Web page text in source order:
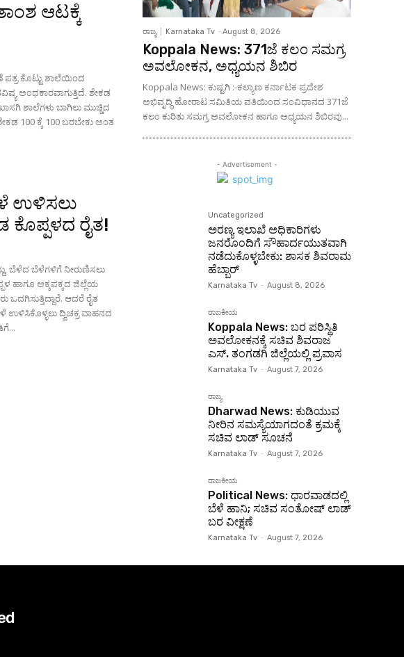
ಆಟಕ್ಕೆ
ಕೊಟ್ಟು ಶಾಲೆಯಿಂದ
ಅಂಧಕಾರವಾಗುತ್ತಿದೆ. ಶೇಕಡ
ಶಾಲೆಗಳು ಬಾಗಿಲು ಮುಚ್ಚಿದ
ಉಳಿಸಲು
ರೈತ!
ಬೆಳೆದ ಬೆಳೆಗಳಿಗೆ ನೀರುಣಿಸಲು
ಆದರೆ ರೈತ
ದ್ವಿಚಕ್ರ ವಾಹನದ
ಬಾಡಿಗೆ...
ರಾಜ್ಯ Karnataka Tv - August 8, 2026
Koppala News: 371ಜೆ ಕಲಂ ಸಮಗ್ರ
ಅವಲೋಕನ, ಅಧ್ಯಯನ ಶಿಬಿರ
Koppala News: ಕುಷ್ಟಗಿ :-ಕಲ್ಯಾಣ ಕರ್ನಾಟಕ ಪ್ರದೇಶ
ಅಭಿವೃದ್ಧಿ ಹೋರಾಟ ಸಮಿತಿಯ ವತಿಯಿಂದ ಸಂವಿಧಾನದ 371ಜೆ
ಕಲಂ ಕುರಿತು ಸಮಗ್ರ ಅವಲೋಕನ ಹಾಗೂ ಅಧ್ಯಯನ ಶಿಬಿರವು...
- Advertisement -
Uncategorized
ಅರಣ್ಯ ಇಲಾಖೆ ಅಧಿಕಾರಿಗಳು
ಜನರೊಂದಿಗೆ ಸೌಹಾರ್ದಯುತವಾಗಿ
ನಡೆದುಕೊಳ್ಳಬೇಕು: ಶಾಸಕ ಶಿವರಾಮ
ಹೆಬ್ಬಾರ್
Karnataka Tv - August 8, 2026
ರಾಜಕೀಯ
Koppala News: ಬರ ಪರಿಸ್ಥಿತಿ
ಅವಲೋಕನಕ್ಕೆ ಸಚಿವ ಶಿವರಾಜ
ಎಸ್. ತಂಗಡಗಿ ಜಿಲ್ಲೆಯಲ್ಲಿ ಪ್ರವಾಸ
Karnataka Tv - August 7, 2026
ರಾಜ್ಯ
Dharwad News: ಕುಡಿಯುವ
ನೀರಿನ ಸಮಸ್ಯೆಯಾಗದಂತೆ ಕ್ರಮಕ್ಕೆ
ಸಚಿವ ಲಾಡ್ ಸೂಚನೆ
Karnataka Tv - August 7, 2026
ರಾಜಕೀಯ
Political News: ಧಾರವಾಡದಲ್ಲಿ
ಬೆಳೆ ಹಾನಿ; ಸಚಿವ ಸಂತೋಷ್ ಲಾಡ್
ಬರ ವೀಕ್ಷಣೆ
Karnataka Tv - August 7, 2026